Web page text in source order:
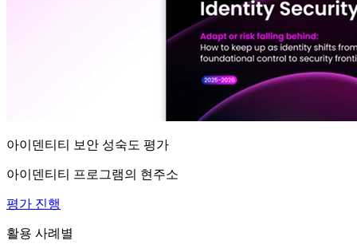
아이덴티티 보안 성숙도 평가
아이덴티티 프로그램의 현주소
평가 진행
활용 사례별